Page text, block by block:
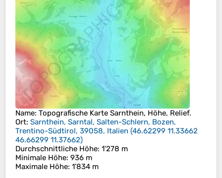
Name: Topografische Karte Sarnthein, Höhe, Relief.
Ort: Sarnthein, Sarntal, Salten-Schlern, Bozen,
Trentino-Südtirol, 39058, Italien (46.62299 11.33662
46.66299 11.37662)
Durchschnittliche Höhe: 1’278 m
Minimale Höhe: 936 m
Maximale Höhe: 1’834 m